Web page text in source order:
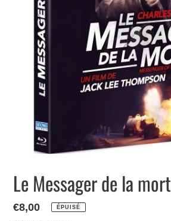
Le Messager de la mort
Prix
€8,00 ÉPUISÉ